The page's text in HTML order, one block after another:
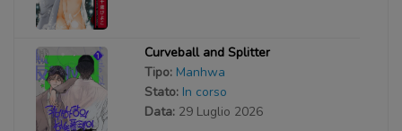
Curveball and Splitter
Tipo: Manhwa
Stato: In corso
Data: 29 Luglio 2026